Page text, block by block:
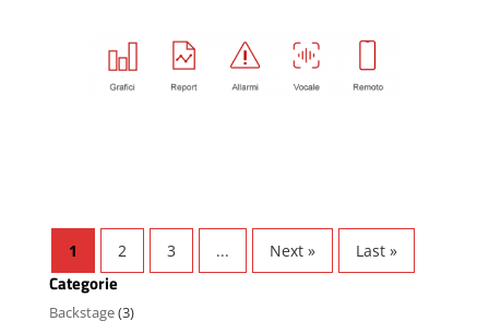
1 2 3 ... Next » Last »
Categorie
Backstage(3)